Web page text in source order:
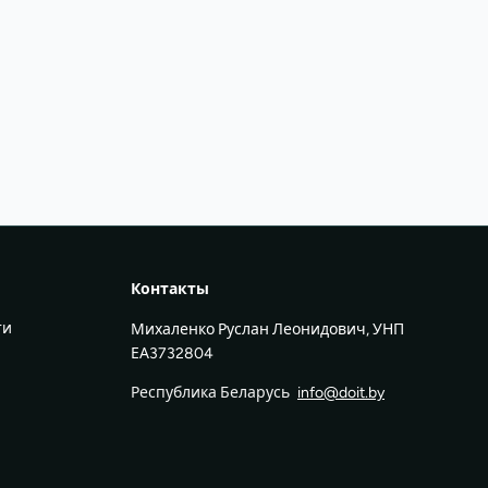
Контакты
Михаленко Руслан Леонидович, УНП
ЕА3732804
Республика Беларусь info@doit.by